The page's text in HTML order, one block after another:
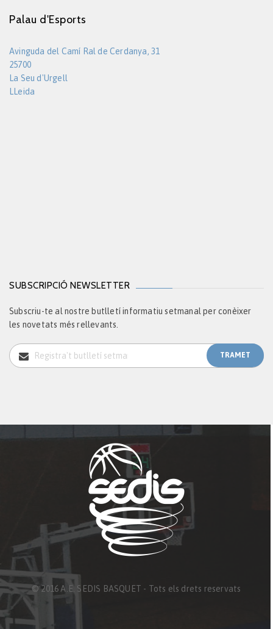
Palau d'Esports
Avinguda del Camí Ral de Cerdanya, 31
25700
La Seu d'Urgell
LLeida
SUBSCRIPCIÓ NEWSLETTER
Subscriu-te al nostre butlletí informatiu setmanal per conèixer
les novetats més rellevants.
© 2016 A.E. SEDIS BASQUET - Tots els drets reservats